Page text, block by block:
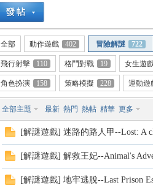
»
全部 動作遊戲 402 冒險解謎 722
飛行射擊 110 格鬥對戰 19 女生遊
角色扮演 158 策略模擬 228 運動遊
全部主題 最新 熱門 熱帖 精華 更多
[解謎遊戲] 迷路的路人甲--Lost: A
[解謎遊戲] 解救王妃--Animal's
[解謎遊戲] 地牢逃脫--Last Prison